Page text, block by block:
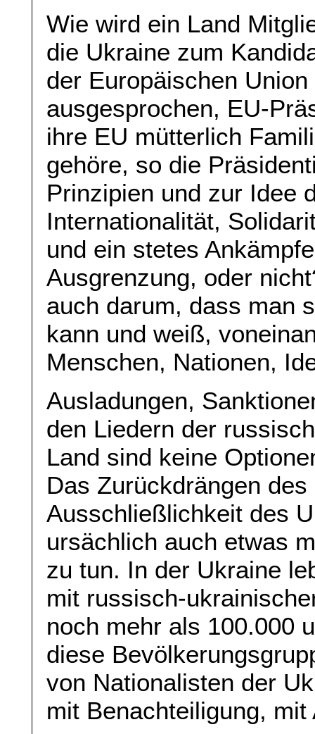
Wie wird ein Land
die Ukraine zum
der Europäischen
ausgesprochen, EU-
ihre EU mütterlich
gehöre, so die
Prinzipien und zur Idee
Internationalität,
und ein stetes
Ausgrenzung, oder
auch darum, dass man
kann und weiß,
Menschen, Nationen,
Ausladungen,
den Liedern der
Land sind keine
Das Zurückdrängen
Ausschließlichkeit des
ursächlich auch etwas
zu tun. In der Ukraine
mit russisch-
noch mehr als 100.000
diese
von Nationalisten der
mit Benachteiligung, mit